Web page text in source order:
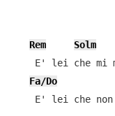
Rem
Solm
E' lei che mi
Fa/Do
E' lei che